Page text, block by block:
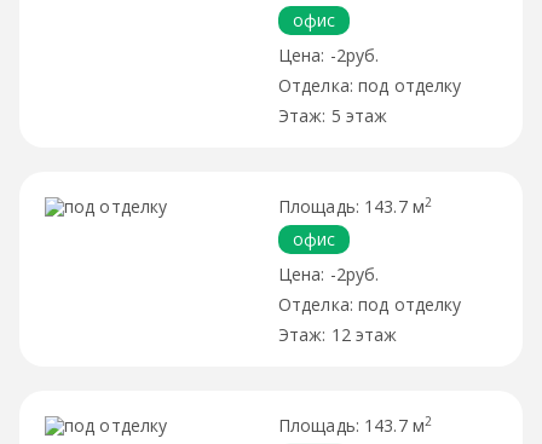
офис
-2руб.
под отделку
5 этаж
143.7 м2
офис
-2руб.
под отделку
12 этаж
143.7 м2